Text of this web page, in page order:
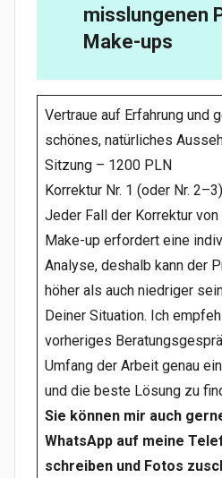
misslungenen
Make-ups
Vertraue auf Erfahrung und
schönes, natürliches
Sitzung – 1200 PLN
Korrektur Nr. 1 (oder Nr.
Jeder Fall der Korrektur
Make-up erfordert eine
Analyse, deshalb kann der
höher als auch niedriger
Deiner Situation. Ich
vorheriges
Umfang der Arbeit genau
und die beste Lösung zu
Sie können mir auch
WhatsApp auf meine
schreiben und Fotos